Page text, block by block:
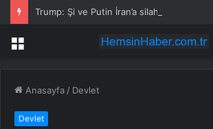
Trump: Şi ve Putin İran’a silah
Menü
Anasayfa / Devlet
Devlet